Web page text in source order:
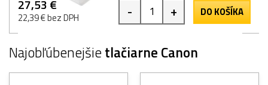
27,53 €
22,39 € bez DPH - + DO KOŠÍKA
Najobľúbenejšietlačiarne Canon